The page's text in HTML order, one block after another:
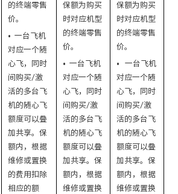
的终端零售
价。
• 一台飞机
对应一个随
心飞，同时
间购买/激
活的多台飞
机的随心飞
额度可以叠
加共享。保
额内，根据
维修或置换
的费用扣除
相应的额
保额为购买
时对应机型
的终端零售
价。
• 一台飞机
对应一个随
心飞，同时
间购买/激
活的多台飞
机的随心飞
额度可以叠
加共享。保
额内，根据
维修或置换
保额为购买
时对应机型
的终端零售
价。
• 一台飞机
对应一个随
心飞，同时
间购买/激
活的多台飞
机的随心飞
额度可以叠
加共享。保
额内，根据
维修或置换